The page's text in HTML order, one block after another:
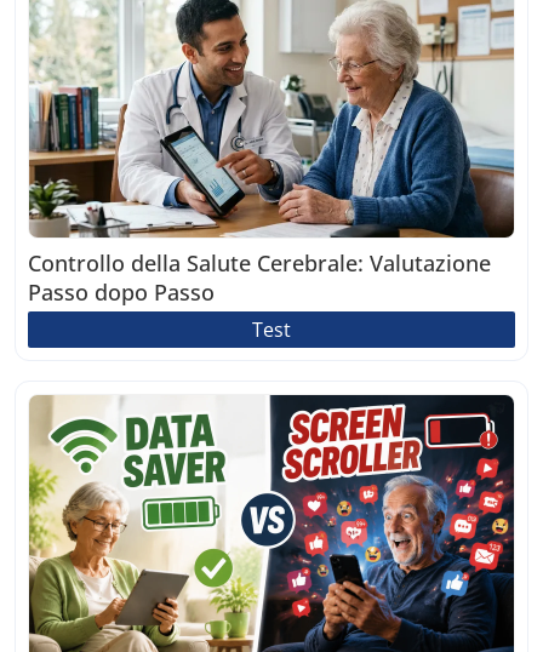
Controllo della Salute Cerebrale: Valutazione
Passo dopo Passo
Test